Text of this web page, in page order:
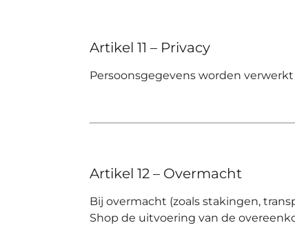
Artikel 11 – Privacy
Persoonsgegevens worden
Artikel 12 – Overmacht
Bij overmacht (zoals stakingen,
Shop de uitvoering van de